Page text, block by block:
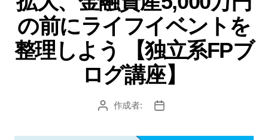
の前にライフイベントを
整理しよう 【独立系FPブ
ログ講座】
投 作成者:
投